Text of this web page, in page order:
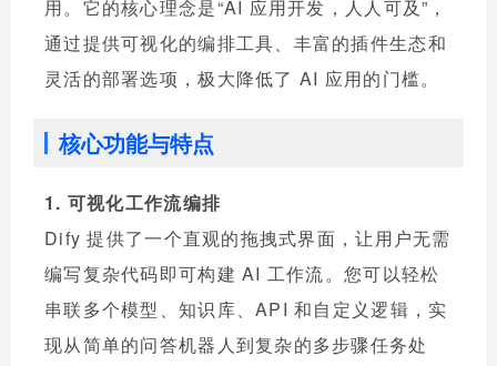
用。它的核心理念是“AI 应用开发，人人可及”，
通过提供可视化的编排工具、丰富的插件生态和
灵活的部署选项，极大降低了 AI 应用的门槛。
核心功能与特点
1. 可视化工作流编排
Dify 提供了一个直观的拖拽式界面，让用户无需
编写复杂代码即可构建 AI 工作流。您可以轻松
串联多个模型、知识库、API 和自定义逻辑，实
现从简单的问答机器人到复杂的多步骤任务处